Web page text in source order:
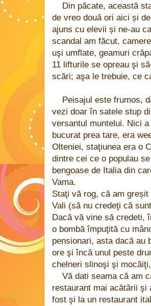
Din păcate, această
de vreo două ori aici și
ajuns cu elevii și ne-au
scandal am făcut,
uşi umflate, geamuri
11 lifturile se opreau şi
scări; aşa le trebuie, ce
Peisajul este frumos,
vezi doar în satele stup
versantul muntelui. Nici
bucurat prea tare, era
Olteniei, staţiunea era o
dintre cei ce o populau
bengoase de Italia din
Vama.
Staţi vă rog, că am
Vali (să nu credeţi că
Dacă vă vine să credeti,
o bombă împuţită cu
pensionari, asta dacă au
ore şi încă unul peste
chelneri slinoşi şi
Vă dati seama că am
restaurant mai acătării şi
fost şi la un restaurant